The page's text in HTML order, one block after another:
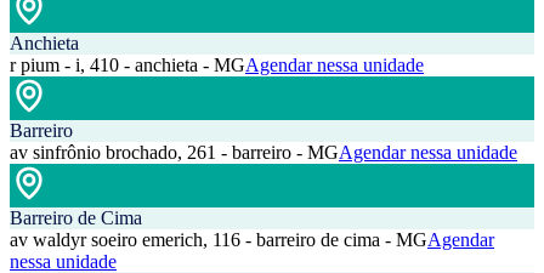
Anchieta
r pium - i, 410 - anchieta - MGAgendar nessa unidade
Barreiro
av sinfrônio brochado, 261 - barreiro - MGAgendar nessa unidade
Barreiro de Cima
av waldyr soeiro emerich, 116 - barreiro de cima - MGAgendar
nessa unidade